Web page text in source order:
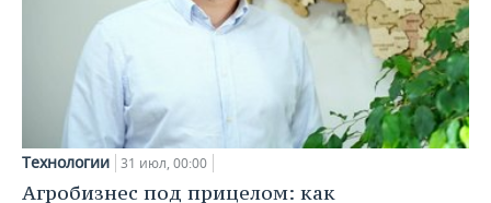
Технологии 31 июл, 00:00
Агробизнес под прицелом: как